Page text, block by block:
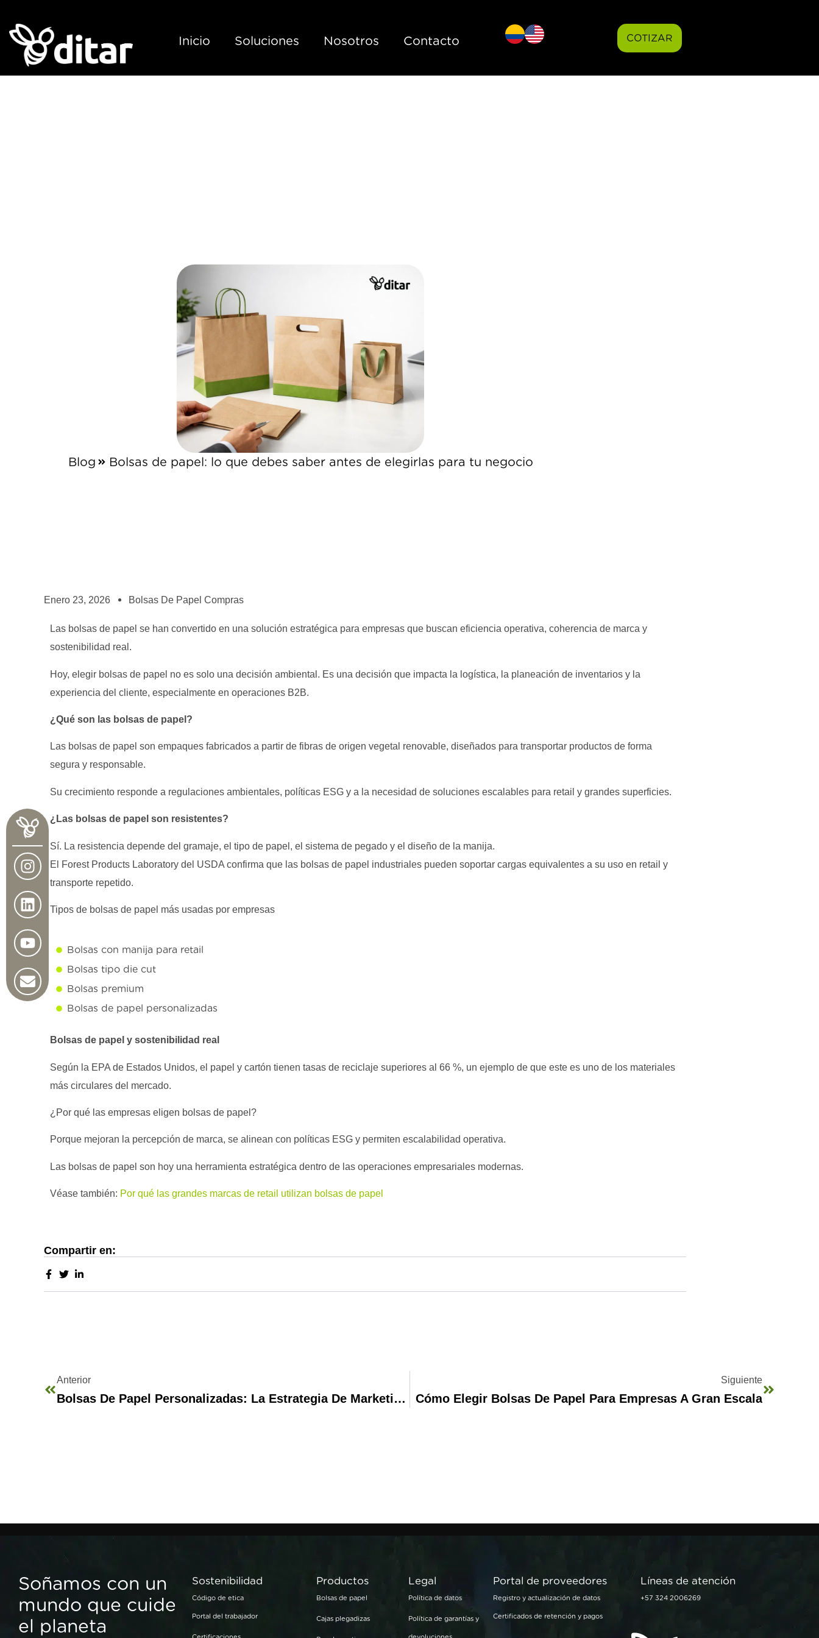
Inicio Soluciones Nosotros Contacto COTIZAR
Blog Bolsas de papel: lo que debes saber antes de elegirlas para tu negocio
Enero 23, 2026 Bolsas De Papel Compras
Las bolsas de papel se han convertido en una solución estratégica para empresas que buscan eficiencia operativa, coherencia de marca y
sostenibilidad real.
Hoy, elegir bolsas de papel no es solo una decisión ambiental. Es una decisión que impacta la logística, la planeación de inventarios y la
experiencia del cliente, especialmente en operaciones B2B.
¿Qué son las bolsas de papel?
Las bolsas de papel son empaques fabricados a partir de fibras de origen vegetal renovable, diseñados para transportar productos de forma
segura y responsable.
Su crecimiento responde a regulaciones ambientales, políticas ESG y a la necesidad de soluciones escalables para retail y grandes superficies.
¿Las bolsas de papel son resistentes?
Sí. La resistencia depende del gramaje, el tipo de papel, el sistema de pegado y el diseño de la manija.
El Forest Products Laboratory del USDA confirma que las bolsas de papel industriales pueden soportar cargas equivalentes a su uso en retail y
transporte repetido.
Tipos de bolsas de papel más usadas por empresas
Bolsas con manija para retail
Bolsas tipo die cut
Bolsas premium
Bolsas de papel personalizadas
Bolsas de papel y sostenibilidad real
Según la EPA de Estados Unidos, el papel y cartón tienen tasas de reciclaje superiores al 66 %, un ejemplo de que este es uno de los materiales
más circulares del mercado.
¿Por qué las empresas eligen bolsas de papel?
Porque mejoran la percepción de marca, se alinean con políticas ESG y permiten escalabilidad operativa.
Las bolsas de papel son hoy una herramienta estratégica dentro de las operaciones empresariales modernas.
Véase también: Por qué las grandes marcas de retail utilizan bolsas de papel
Compartir en:
Anterior
Bolsas De Papel Personalizadas: La Estrategia De Marketing Que Tu Marca Necesita
Siguiente
Cómo Elegir Bolsas De Papel Para Empresas A Gran Escala
Soñamos con un
mundo que cuide
el planeta
Sostenibilidad
Código de etica
Portal del trabajador
Productos
Bolsas de papel
Cajas plegadizas
Legal
Política de datos
Política de garantías y
Portal de proveedores
Registro y actualización de datos
Certificados de retención y pagos
Líneas de atención
+57 324 2006269